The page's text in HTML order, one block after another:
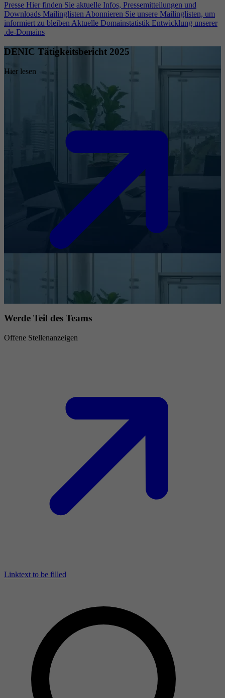
Presse Hier finden Sie aktuelle Infos, Pressemitteilungen und
Downloads Mailinglisten Abonnieren Sie unsere Mailinglisten, um
informiert zu bleiben Aktuelle Domainstatistik Entwicklung unserer
.de-Domains
DENIC Tätigkeitsbericht 2025
Hier lesen
Werde Teil des Teams
Offene Stellenanzeigen
Linktext to be filled